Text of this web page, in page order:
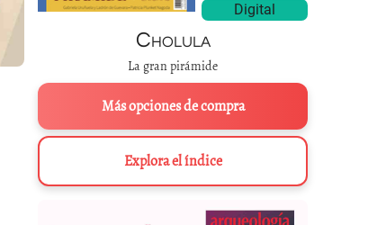
Digital
Cholula
La gran pirámide
Más opciones de compra
Explora el índice